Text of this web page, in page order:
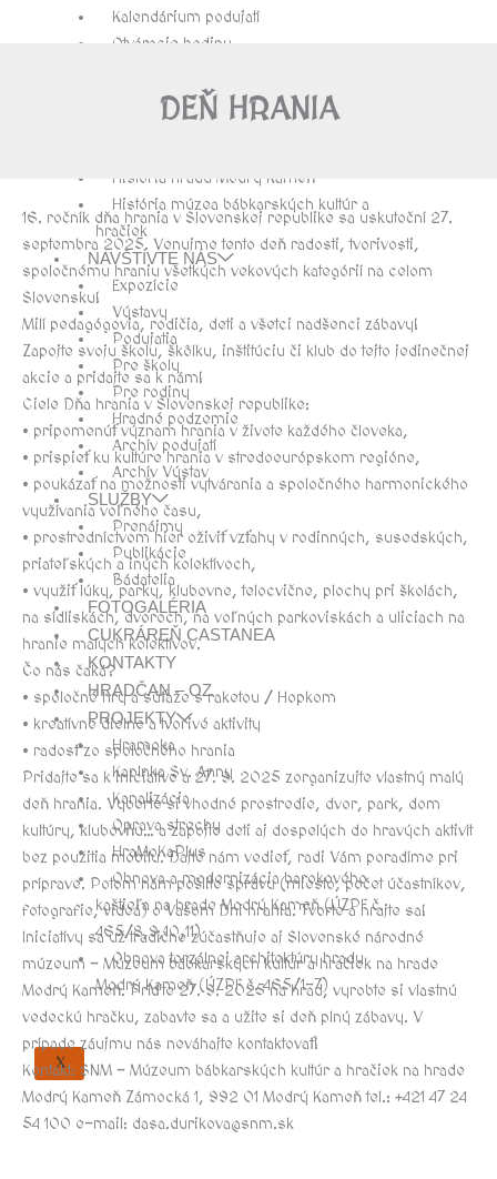
Kalendárium podujatí
Otváracie hodiny
Kontakty
Návštevnícky poriadok
História hradu Modrý Kameň
História múzea bábkarských kultúr a
hračiek
NAVŠTÍVTE NÁS
Expozície
Výstavy
Podujatia
Pre školy
Pre rodiny
Hradné podzemie
Archív podujatí
Archív Výstav
SLUŽBY
Prenájmy
Publikácie
Bádatelia
FOTOGALÉRIA
CUKRÁREŇ CASTANEA
KONTAKTY
HRADČAN – OZ
PROJEKTY
Hramoka
Kaplnka Sv. Anny
Kanalizácia
Oprava strechy
HraMoKaPlus
Obnova a modernizácia barokového
kaštieľa na hrade Modrý Kameň (ÚZPF č.
465/8,9,10,11)
Obnova torzálnej architektúry hradu
Modrý Kameň (ÚZPF č. 465/1-7)
X
DEŇ HRANIA
16. ročník dňa hrania v Slovenskej republike sa uskutoční 27.
septembra 2025. Venujme tento deň radosti, tvorivosti,
spoločnému hraniu všetkých vekových kategórií na celom
Slovensku!
Milí pedagógovia, rodičia, deti a všetci nadšenci zábavy!
Zapojte svoju školu, škôlku, inštitúciu či klub do tejto jedinečnej
akcie a pridajte sa k nám!
Ciele Dňa hrania v Slovenskej republike:
• pripomenúť význam hrania v živote každého človeka,
• prispieť ku kultúre hrania v stredoeurópskom regióne,
• poukázať na možnosti vytvárania a spoločného harmonického
využívania voľného času,
• prostredníctvom hier oživiť vzťahy v rodinných, susedských,
priateľských a iných kolektívoch,
• využiť lúky, parky, klubovne, telocvične, plochy pri školách,
na sídliskách, dvoroch, na voľných parkoviskách a uliciach na
hranie malých kolektívov.
Čo nás čaká?
• spoločné hry a súťaže s raketou / Hopkom
• kreatívne dielne a tvorivé aktivity
• radosť zo spoločného hrania
Pridajte sa k iniciatíve a 27. 9. 2025 zorganizujte vlastný malý
deň hrania. Vyberte si vhodné prostredie, dvor, park, dom
kultúry, klubovňu… a zapojte deti aj dospelých do hravých aktivít
bez použitia mobilu. Dajte nám vedieť, radi Vám poradíme pri
príprave. Potom nám pošlite správu (miesto, počet účastníkov,
fotografie, videá) o Vašom Dni hrania. Tvorte a hrajte sa!
Iniciatívy sa už tradične zúčastňuje aj Slovenské národné
múzeum – Múzeum bábkarských kultúr a hračiek na hrade
Modrý Kameň. Príďte 27. 9. 2025 na hrad, vyrobte si vlastnú
vedeckú hračku, zabavte sa a užite si deň plný zábavy. V
prípade záujmu nás neváhajte kontaktovať!
Kontakt: SNM – Múzeum bábkarských kultúr a hračiek na hrade
Modrý Kameň Zámocká 1, 992 01 Modrý Kameň tel.: +421 47 24
54 100 e-mail: dasa.durikova@snm.sk